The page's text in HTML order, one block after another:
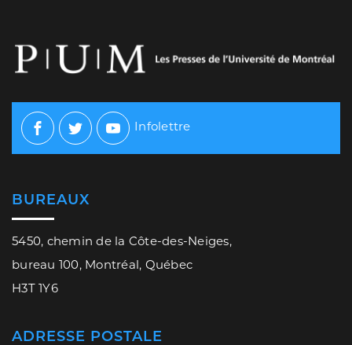
Facebook
TwitterYoutube
Infolettre
BUREAUX
5450, chemin de la Côte-des-Neiges,
bureau 100, Montréal, Québec
H3T 1Y6
ADRESSE POSTALE